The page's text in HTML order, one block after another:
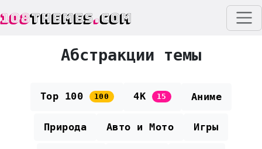
108THEMES.COM
Абстракции темы
Top 100 100 4K 15 Аниме
Природа Авто и Мото Игры